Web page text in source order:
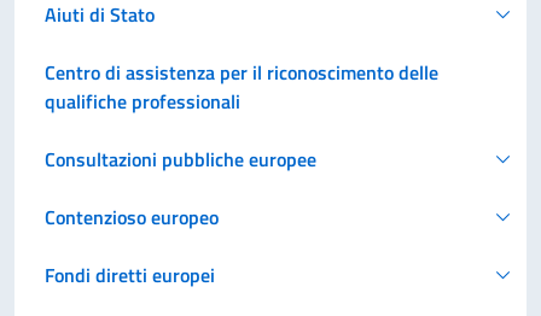
Aiuti di Stato
Centro di assistenza per il riconoscimento delle
qualifiche professionali
Consultazioni pubbliche europee
Contenzioso europeo
Fondi diretti europei